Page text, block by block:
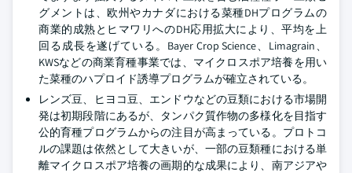
グメントは、欧州やカナダにおける菜種DHプログラムの
商業的成熟とヒマワリへのDH応用拡大により、平均を上
回る成長を遂げている。Bayer Crop Science、Limagrain、
KWSなどの商業育種事業では、マイクロスポア培養を用い
た菜種のハプロイド誘導プログラムが確立されている。
レンズ豆、ヒヨコ豆、エンドウなどの豆類における市場開
発は初期段階にあるが、タンパク質作物の多様化を目指す
公的育種プログラムからの注目が高まっている。プロトコ
ルの課題は依然として大きいが、一部の豆類種における単
離マイクロスポア培養の画期的な成果により、南アジアや